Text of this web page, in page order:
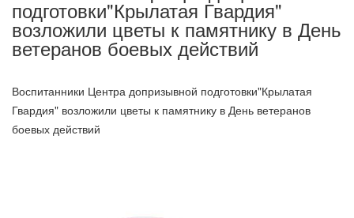
подготовки"Крылатая Гвардия"
возложили цветы к памятнику в День
ветеранов боевых действий
Воспитанники Центра допризывной подготовки"Крылатая
Гвардия" возложили цветы к памятнику в День ветеранов
боевых действий